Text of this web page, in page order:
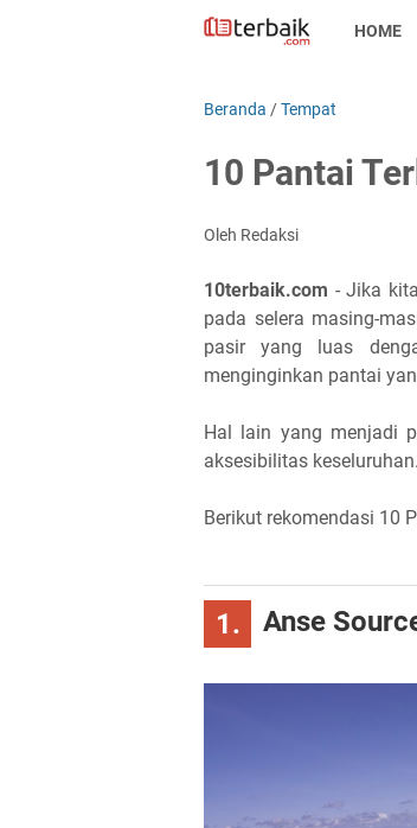
HOME
Beranda /Tempat
10 Pantai
Oleh Redaksi
10terbaik.com - Jika
pada selera masing-
pasir yang luas
menginginkan pantai
Hal lain yang menjadi
aksesibilitas keseluruhan.
Berikut rekomendasi 10
1. Anse